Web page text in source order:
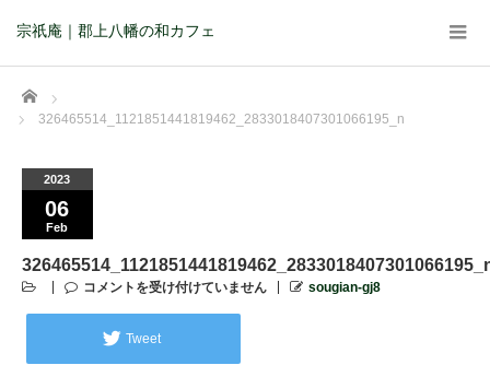
宗祇庵｜郡上八幡の和カフェ
Home
326465514_1121851441819462_2833018407301066195_n
2023
06
Feb
コメントを受け付けていません sougian-gj8
Tweet